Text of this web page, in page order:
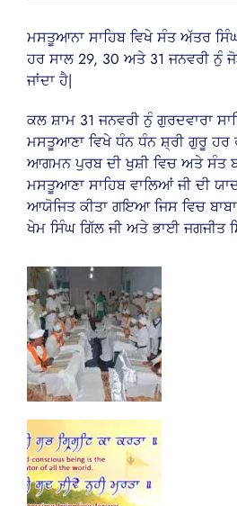
ਮਸਤੂਆਨਾ ਸਾਹਿਬ ਵਿਖੇ ਸੰਤ ਅੱਤਰ
ਹਰ ਸਾਲ 29, 30 ਅਤੇ 31 ਜਨਵਰੀ ਨੁੰ
ਜਾਂਦਾ ਹੈ|
ਕਲ ਸ਼ਾਮ 31 ਜਨਵਰੀ ਨੁੰ ਗੁਰਦਵਾਰਾ
ਮਸਤੂਆਣਾ ਵਿਖੇ ਧੰਨ ਧੰਨ ਸ਼੍ਰੀ ਗੁਰੂ ਹਰ
ਆਗਮਨ ਪੁਰਬ ਦੀ ਖੁਸ਼ੀ ਵਿਚ ਅਤੇ ਸੰਤ
ਮਸਤੂਆਣਾ ਸਾਹਿਬ ਵਾਲਿਆਂ ਜੀ ਦੀ
ਆਯੋਜਿਤ ਕੀਤਾ ਗਇਆ ਜਿਸ ਵਿਚ
ਖੇਮ ਸਿੰਘ ਗਿੱਲ ਜੀ ਅਤੇ ਭਾਈ ਜਗਜੀਤ